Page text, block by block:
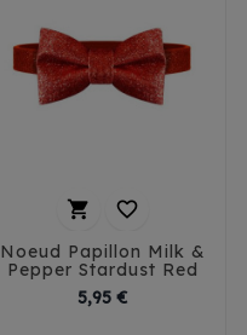
 
Noeud Papillon Milk &
Pepper Stardust Red
5,95 €Prix